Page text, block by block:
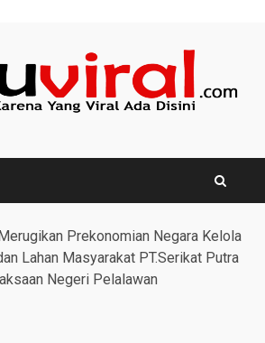
Prekonomian Negara Kelola
Lahan Masyarakat PT.Serikat Putra
Negeri Pelalawan